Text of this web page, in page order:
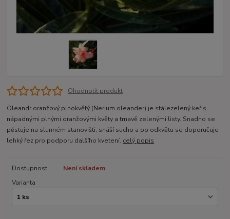
Ohodnotit produkt
Oleandr oranžový plnokvětý (Nerium oleander) je stálezelený keř s
nápadnými plnými oranžovými květy a tmavě zelenými listy. Snadno se
pěstuje na slunném stanovišti, snáší sucho a po odkvětu se doporučuje
lehký řez pro podporu dalšího kvetení. celý popis
Dostupnost
Není skladem
Varianta